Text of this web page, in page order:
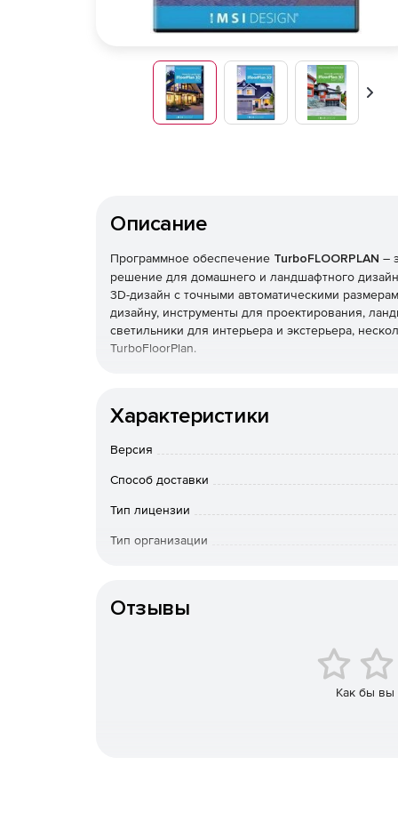
Описание
Программное обеспечение TurboFLOORPLAN –
решение для домашнего и ландшафтного
3D-дизайн с точными автоматическими
дизайну, инструменты для проектирования,
светильники для интерьера и экстерьера,
TurboFloorPlan.
QuickStart для простого способа создания
План этажа для сканирования и
Тысячи символов перетаскивания.
Планирование всех этапов вашего дома
Создание чертежей со слоями для
Характеристики
Версия
Способ доставки
Тип лицензии
Тип организации
Отзывы
Как бы вы